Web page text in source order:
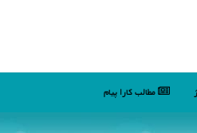
مطالب كارا پیام